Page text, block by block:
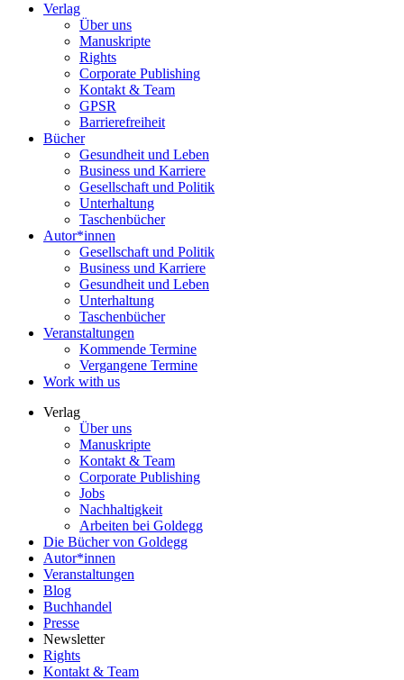
Verlag
Über uns
Manuskripte
Rights
Corporate Publishing
Kontakt & Team
GPSR
Barrierefreiheit
Bücher
Gesundheit und Leben
Business und Karriere
Gesellschaft und Politik
Unterhaltung
Taschenbücher
Autor*innen
Gesellschaft und Politik
Business und Karriere
Gesundheit und Leben
Unterhaltung
Taschenbücher
Veranstaltungen
Kommende Termine
Vergangene Termine
Work with us
Verlag
Über uns
Manuskripte
Kontakt & Team
Corporate Publishing
Jobs
Nachhaltigkeit
Arbeiten bei Goldegg
Die Bücher von Goldegg
Autor*innen
Veranstaltungen
Blog
Buchhandel
Presse
Newsletter
Rights
Kontakt & Team